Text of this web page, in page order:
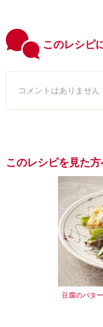
このレシピ
コメントはありません
このレシピを見た
豆腐のバタ